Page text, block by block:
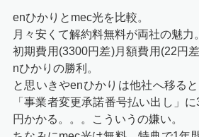
enひかりとmec光を比較。
月々安くて解約料無料が両社の魅力。
初期費用(3300円差)月額費用(22円
nひかりの勝利。
と思いきやenひかりは他社へ移る
「事業者変更承諾番号払い出し」
円かかる。。。こういうの嫌い。